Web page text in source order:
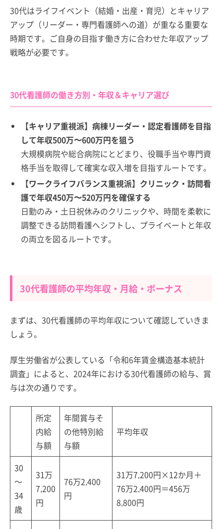
30代はライフイベント（結婚・出産・育児）とキャリア
アップ（リーダー・専門看護師への道）が重なる重要な
時期です。ご自身の目指す働き方に合わせた年収アップ
戦略が必要です。
30代看護師の働き方別・年収＆キャリア選び
【キャリア重視派】病棟リーダー・認定看護師を目指
して年収500万〜600万円を狙う
大規模病院や総合病院にとどまり、役職手当や専門資
格手当を取得して確実な収入増を目指すルートです。
【ワークライフバランス重視派】クリニック・訪問看
護で年収450万〜520万円を確保する
日勤のみ・土日祝休みのクリニックや、時間を柔軟に
調整できる訪問看護へシフトし、プライベートと年収
の両立を図るルートです。
30代看護師の平均年収・月給・ボーナス
まずは、30代看護師の平均年収について確認していきま
しょう。
厚生労働省が公表している「令和6年賃金構造基本統計
調査」によると、2024年における30代看護師の給与、賞
与は次の通りです。
所定
内給
与額
年間賞与そ
の他特別給
与額
平均年収
30
～
34
歳
31万
7,200
円
76万2,400
円
31万7,200円×12か月＋
76万2,400円＝456万
8,800円